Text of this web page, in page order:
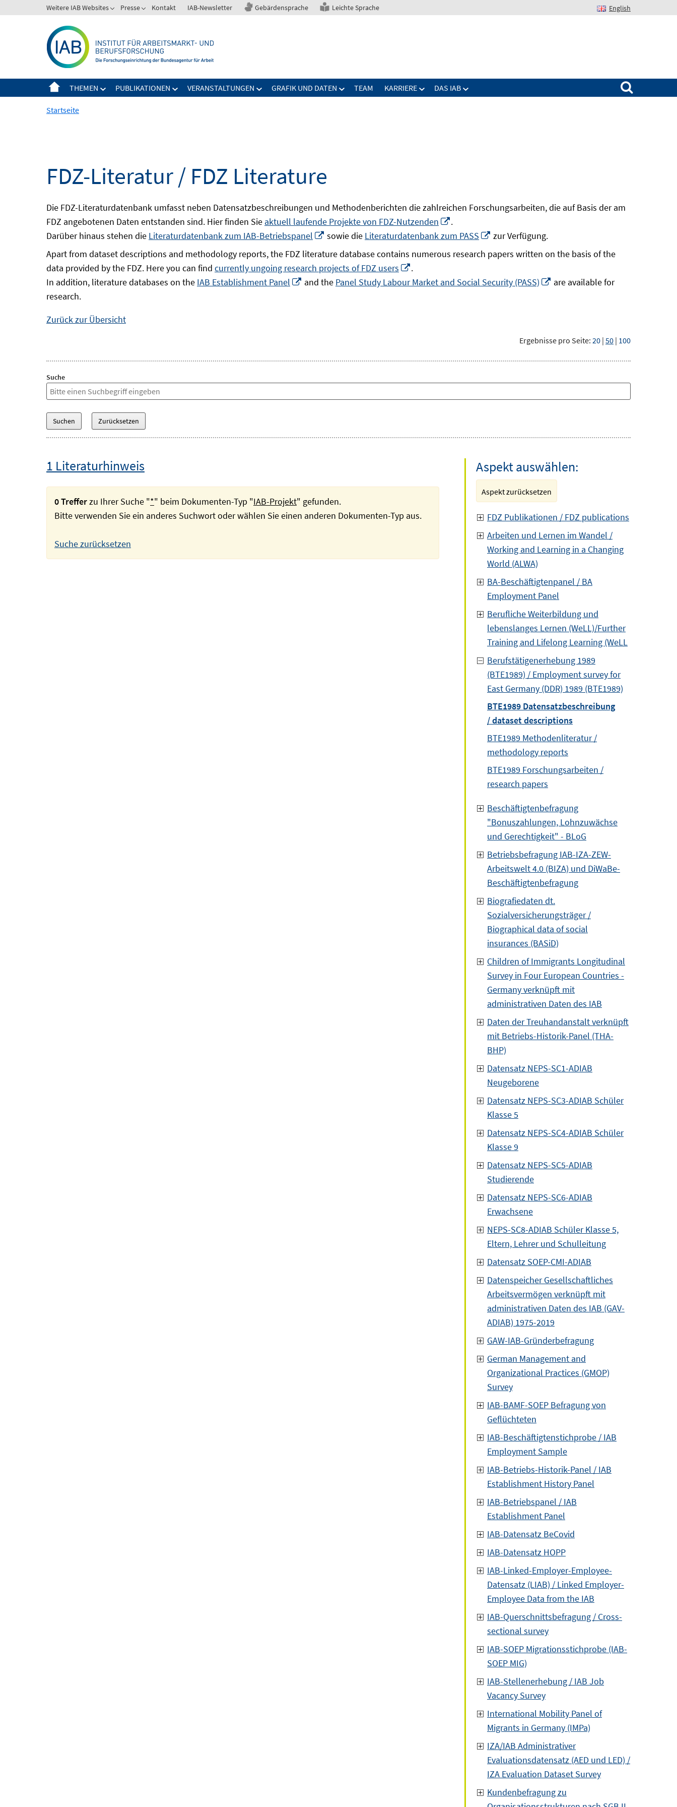
zum
Weitere IAB Websites Presse Kontakt IAB-Newsletter Gebärdensprache Leichte Sprache English
THEMEN PUBLIKATIONEN VERANSTALTUNGEN GRAFIK UND DATEN TEAM KARRIERE DAS IAB
Suchen nach:
Startseite
FDZ-Literatur / FDZ Literature
Die FDZ-Literaturdatenbank umfasst neben Datensatzbeschreibungen und Methodenberichten die zahlreichen Forschungsarbeiten, die auf Basis der am
FDZ angebotenen Daten entstanden sind. Hier finden Sie aktuell laufende Projekte von FDZ-Nutzenden
In
neuem
.
Darüber hinaus stehen die Literaturdatenbank zum IAB-Betriebspanel
In
neuem
Fenster
öffnen
sowie die Literaturdatenbank zum PASS
In
öffnen
zur Verfügung.
Apart from dataset descriptions and methodology reports, the FDZ literature database contains numerous research papers written on the basis of the
data provided by the FDZ. Here you can find currently ungoing research projects of FDZ users
In
neuem
.
In addition, literature databases on the IAB Establishment Panel
In
and the Panel Study Labour Market and Social Security (PASS)
In
are available for
research.
Zurück zur Übersicht
Ergebnisse pro Seite: 20 | 50 | 100
Suche
1 Literaturhinweis
0 Trefferzu Ihrer Suche "*" beim Dokumenten-Typ "IAB-Projekt" gefunden.
Bitte verwenden Sie ein anderes Suchwort oder wählen Sie einen anderen Dokumenten-Typ aus.
Suche zurücksetzen
Aspekt auswählen:
Aspekt zurücksetzen
FDZ Publikationen / FDZ publications
Arbeiten und Lernen im Wandel /
Working and Learning in a Changing
World (ALWA)
BA-Beschäftigtenpanel / BA
Employment Panel
Berufliche Weiterbildung und
lebenslanges Lernen (WeLL)/Further
Training and Lifelong Learning (WeLL
Berufstätigenerhebung 1989
(BTE1989) / Employment survey for
East Germany (DDR) 1989 (BTE1989)
BTE1989 Datensatzbeschreibung
/ dataset descriptions
BTE1989 Methodenliteratur /
methodology reports
BTE1989 Forschungsarbeiten /
research papers
Beschäftigtenbefragung
"Bonuszahlungen, Lohnzuwächse
und Gerechtigkeit" - BLoG
Betriebsbefragung IAB-IZA-ZEW-
Arbeitswelt 4.0 (BIZA) und DiWaBe-
Beschäftigtenbefragung
Biografiedaten dt.
Sozialversicherungsträger /
Biographical data of social
insurances (BASiD)
Children of Immigrants Longitudinal
Survey in Four European Countries -
Germany verknüpft mit
administrativen Daten des IAB
Daten der Treuhandanstalt verknüpft
mit Betriebs-Historik-Panel (THA-
BHP)
Datensatz NEPS-SC1-ADIAB
Neugeborene
Datensatz NEPS-SC3-ADIAB Schüler
Klasse 5
Datensatz NEPS-SC4-ADIAB Schüler
Klasse 9
Datensatz NEPS-SC5-ADIAB
Studierende
Datensatz NEPS-SC6-ADIAB
Erwachsene
NEPS-SC8-ADIAB Schüler Klasse 5,
Eltern, Lehrer und Schulleitung
Datensatz SOEP-CMI-ADIAB
Datenspeicher Gesellschaftliches
Arbeitsvermögen verknüpft mit
administrativen Daten des IAB (GAV-
ADIAB) 1975-2019
GAW-IAB-Gründerbefragung
German Management and
Organizational Practices (GMOP)
Survey
IAB-BAMF-SOEP Befragung von
Geflüchteten
IAB-Beschäftigtenstichprobe / IAB
Employment Sample
IAB-Betriebs-Historik-Panel / IAB
Establishment History Panel
IAB-Betriebspanel / IAB
Establishment Panel
IAB-Datensatz BeCovid
IAB-Datensatz HOPP
IAB-Linked-Employer-Employee-
Datensatz (LIAB) / Linked Employer-
Employee Data from the IAB
IAB-Querschnittsbefragung / Cross-
sectional survey
IAB-SOEP Migrationsstichprobe (IAB-
SOEP MIG)
IAB-Stellenerhebung / IAB Job
Vacancy Survey
International Mobility Panel of
Migrants in Germany (IMPa)
IZA/IAB Administrativer
Evaluationsdatensatz (AED und LED) /
IZA Evaluation Dataset Survey
Kundenbefragung zu